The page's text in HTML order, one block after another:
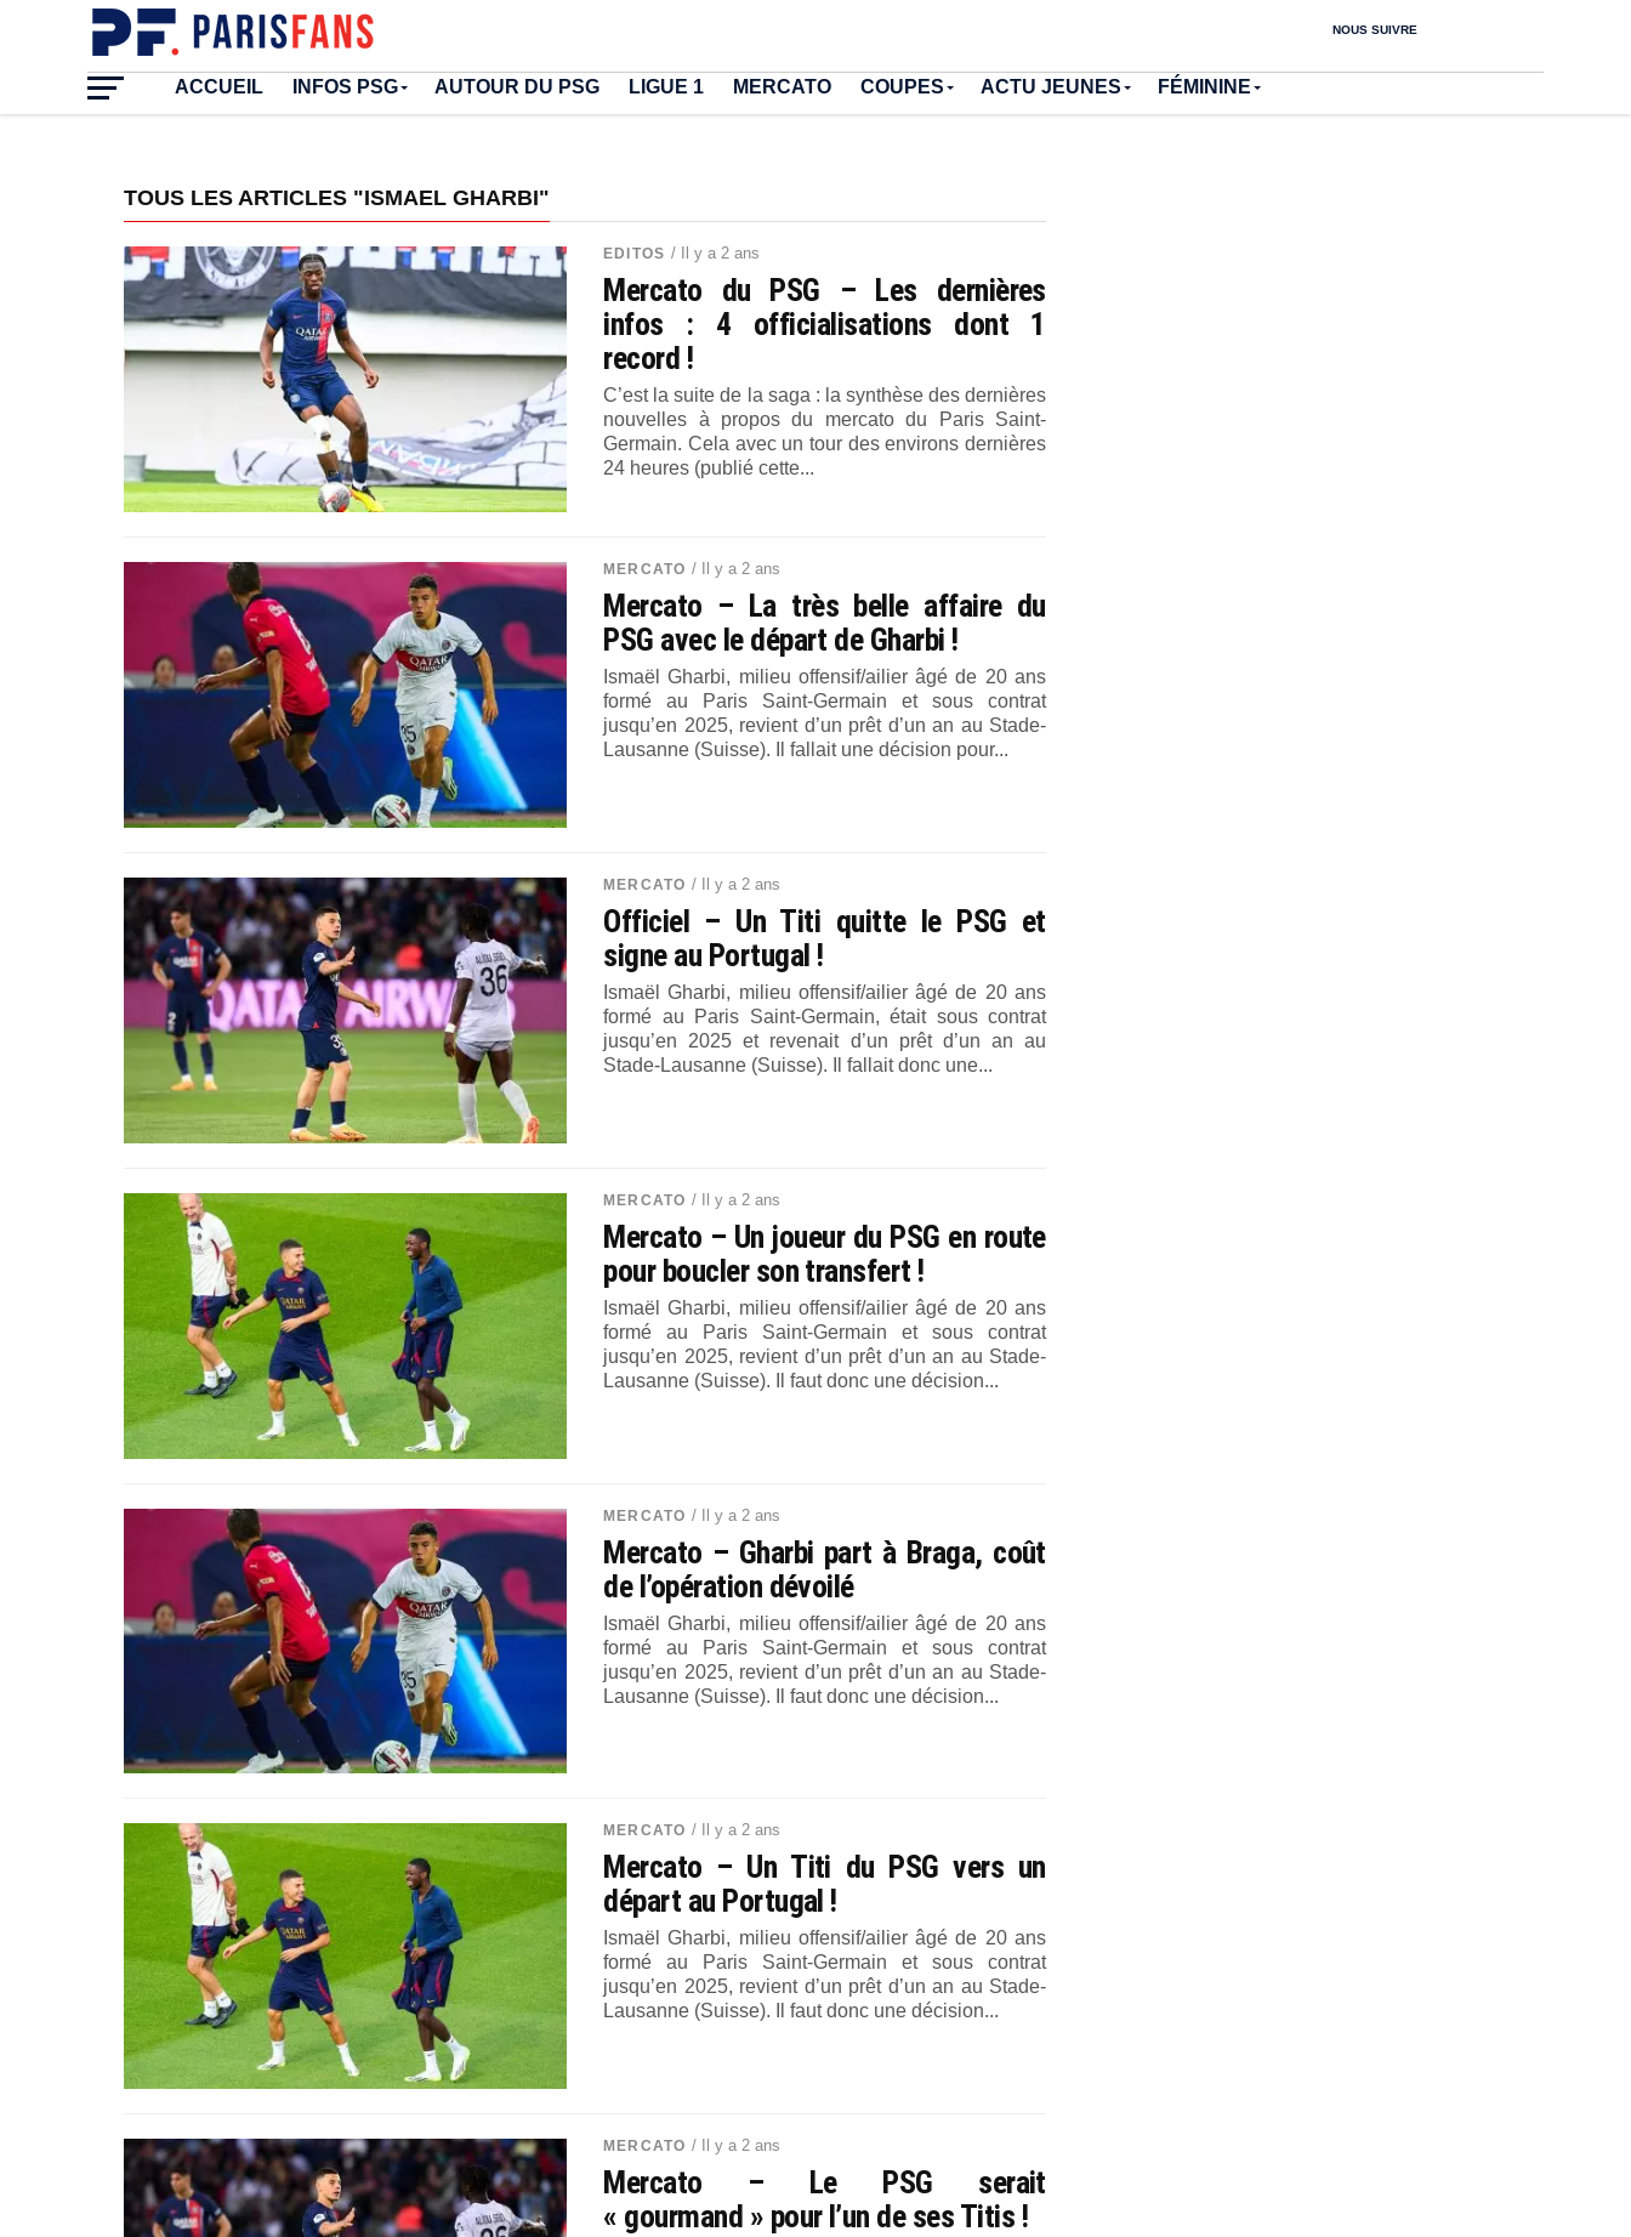
NOUS SUIVRE
ACCUEIL INFOS PSG AUTOUR DU PSG LIGUE 1 MERCATO COUPES ACTU JEUNES FÉMININE
TOUS LES ARTICLES "ISMAEL GHARBI"
EDITOS / Il y a 2 ans
Mercato du PSG – Les dernières
infos : 4 officialisations dont 1
record !
C’est la suite de la saga : la synthèse des dernières
nouvelles à propos du mercato du Paris Saint-
Germain. Cela avec un tour des environs dernières
24 heures (publié cette...
MERCATO / Il y a 2 ans
Mercato – La très belle affaire du
PSG avec le départ de Gharbi !
Ismaël Gharbi, milieu offensif/ailier âgé de 20 ans
formé au Paris Saint-Germain et sous contrat
jusqu’en 2025, revient d’un prêt d’un an au Stade-
Lausanne (Suisse). Il fallait une décision pour...
MERCATO / Il y a 2 ans
Officiel – Un Titi quitte le PSG et
signe au Portugal !
Ismaël Gharbi, milieu offensif/ailier âgé de 20 ans
formé au Paris Saint-Germain, était sous contrat
jusqu’en 2025 et revenait d’un prêt d’un an au
Stade-Lausanne (Suisse). Il fallait donc une...
MERCATO / Il y a 2 ans
Mercato – Un joueur du PSG en route
pour boucler son transfert !
Ismaël Gharbi, milieu offensif/ailier âgé de 20 ans
formé au Paris Saint-Germain et sous contrat
jusqu’en 2025, revient d’un prêt d’un an au Stade-
Lausanne (Suisse). Il faut donc une décision...
MERCATO / Il y a 2 ans
Mercato – Gharbi part à Braga, coût
de l’opération dévoilé
Ismaël Gharbi, milieu offensif/ailier âgé de 20 ans
formé au Paris Saint-Germain et sous contrat
jusqu’en 2025, revient d’un prêt d’un an au Stade-
Lausanne (Suisse). Il faut donc une décision...
MERCATO / Il y a 2 ans
Mercato – Un Titi du PSG vers un
départ au Portugal !
Ismaël Gharbi, milieu offensif/ailier âgé de 20 ans
formé au Paris Saint-Germain et sous contrat
jusqu’en 2025, revient d’un prêt d’un an au Stade-
Lausanne (Suisse). Il faut donc une décision...
MERCATO / Il y a 2 ans
Mercato – Le PSG serait
« gourmand » pour l’un de ses Titis !